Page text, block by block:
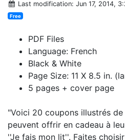
Last modification: Jun 17, 2014,
Free
PDF Files
Language: French
Black & White
Page Size: 11 X 8.5 in.
5 pages + cover page
"Voici 20 coupons illustrés
peuvent offrir en cadeau à
''Je fais mon lit''. Faites